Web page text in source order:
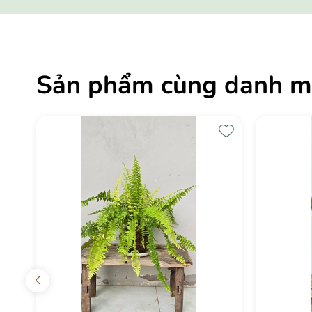
Sản phẩm cùng danh